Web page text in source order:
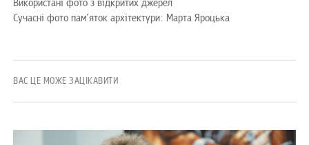
Використані фото з відкритих джерел
Сучасні фото пам’яток архітектури: Марта Яроцька
ВАС ЦЕ МОЖЕ ЗАЦІКАВИТИ